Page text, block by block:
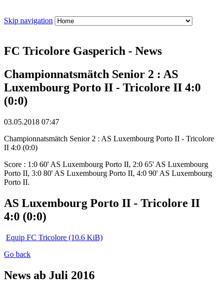
Skip navigation
FC Tricolore Gasperich - News
Championnatsmätch Senior 2 : AS
Luxembourg Porto II - Tricolore II 4:0
(0:0)
03.05.2018 07:47
Championnatsmätch Senior 2 : AS Luxembourg Porto II - Tricolore
II 4:0 (0:0)
Score : 1:0 60' AS Luxembourg Porto II, 2:0 65' AS Luxembourg
Porto II, 3:0 80' AS Luxembourg Porto II, 4:0 90' AS Luxembourg
Porto II.
AS Luxembourg Porto II - Tricolore II
4:0 (0:0)
Equip FC Tricolore (10.6 KiB)
Go back
News ab Juli 2016